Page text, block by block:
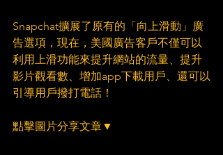
Snapchat擴展了原有的「向上滑動」廣
告選項，現在，美國廣告客戶不僅可以
利用上滑功能來提升網站的流量、提升
影片觀看數、增加app下載用戶、還可以
引導用戶撥打電話！
點擊圖片分享文章▼